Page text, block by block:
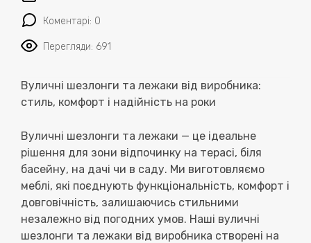
Коментарі: 0
Перегляди: 691
Вуличні шезлонги та лежаки від виробника:
стиль, комфорт і надійність на роки
Вуличні шезлонги та лежаки — це ідеальне
рішення для зони відпочинку на терасі, біля
басейну, на дачі чи в саду. Ми виготовляємо
меблі, які поєднують функціональність, комфорт і
довговічність, залишаючись стильними
незалежно від погодних умов. Наші вуличні
шезлонги та лежаки від виробника створені на